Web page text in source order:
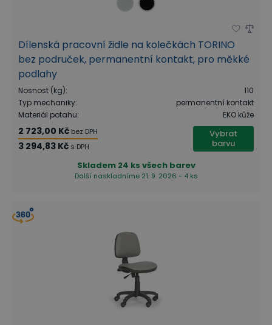
Dílenská pracovní židle na kolečkách TORINO
bez područek, permanentní kontakt, pro měkké
podlahy
Nosnost (kg):
110
Typ mechaniky:
permanentní kontakt
Materiál potahu: EKO kůže
2 723,00 Kč bez DPH
3 294,83 Kč s DPH
Vybrat
barvu
Skladem 24 ks všech barev
Další naskladníme 21. 9. 2026 - 4 ks